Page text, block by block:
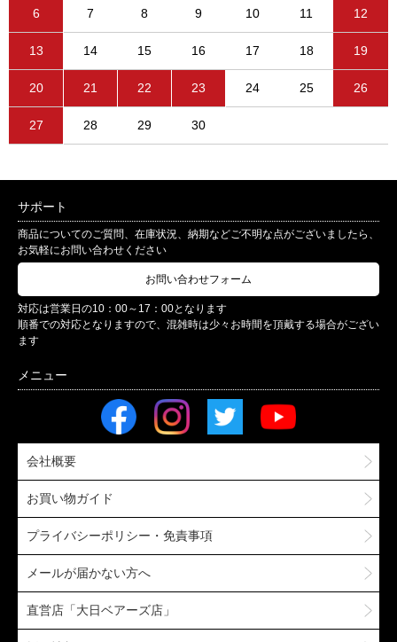
6 7 8 9 10 11 12
13 14 15 16 17 18 19
20 21 22 23 24 25 26
27 28 29 30
サポート
商品についてのご質問、在庫状況、納期などご不明な点がございましたら、
お気軽にお問い合わせください
お問い合わせフォーム
対応は営業日の10：00～17：00となります
順番での対応となりますので、混雑時は少々お時間を頂戴する場合がござい
ます
会社概要
お買い物ガイド
プライバシーポリシー・免責事項
メールが届かない方へ
直営店「大日ベアーズ店」